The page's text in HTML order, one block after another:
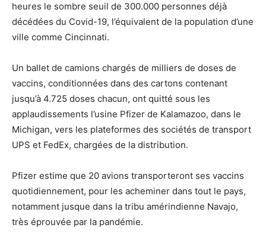
heures le sombre seuil de 300.000 personnes déjà
décédées du Covid-19, l’équivalent de la population d’une
ville comme Cincinnati.
Un ballet de camions chargés de milliers de doses de
vaccins, conditionnées dans des cartons contenant
jusqu’à 4.725 doses chacun, ont quitté sous les
applaudissements l’usine Pfizer de Kalamazoo, dans le
Michigan, vers les plateformes des sociétés de transport
UPS et FedEx, chargées de la distribution.
Pfizer estime que 20 avions transporteront ses vaccins
quotidiennement, pour les acheminer dans tout le pays,
notamment jusque dans la tribu amérindienne Navajo,
très éprouvée par la pandémie.